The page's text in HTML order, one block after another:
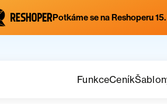
Potkáme se na Reshoperu 15.
FunkceCeník